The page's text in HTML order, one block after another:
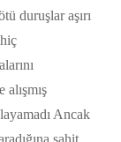
duruşlar aşırı
Ancak